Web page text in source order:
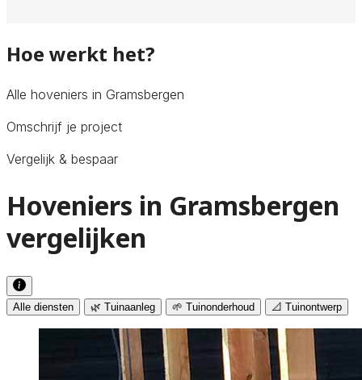
Hoe werkt het?
Alle hoveniers in Gramsbergen
Omschrijf je project
Vergelijk & bespaar
Hoveniers in Gramsbergen
vergelijken
Alle diensten 🌿 Tuinaanleg 🌱 Tuinonderhoud 📐 Tuinontwerp